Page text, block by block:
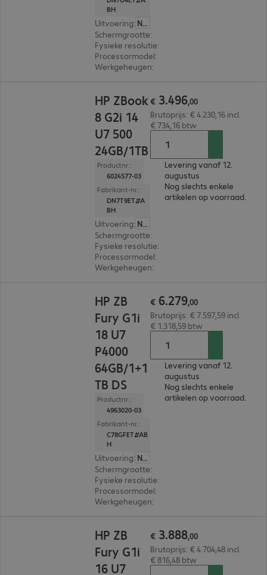
BH
Uitvoering:
Nederland
Schermgrootte:
Fysieke resolutie:
Processormodel:
Werkgeheugen:
HP ZBook
8 G2i 14
U7 500
24GB/1TB
Productnr.:
6024577-03
Fabrikant-nr.:
DN7T9ET#A
BH
Uitvoering:
Nederland
Schermgrootte:
Fysieke resolutie:
Processormodel:
Werkgeheugen:
€ 3.496,00
Brutoprijs: € 4.230,16 incl.
€ 734,16 btw
Levering vanaf 12.
augustus
Nog slechts enkele
artikelen op voorraad.
HP ZB
Fury G1i
18 U7
P4000
64GB/1+1
TB DS
Productnr.:
4963020-03
Fabrikant-nr.:
C78GFET#AB
H
Uitvoering:
Nederland
Schermgrootte:
Fysieke resolutie:
Processormodel:
Werkgeheugen:
€ 6.279,00
Brutoprijs: € 7.597,59 incl.
€ 1.318,59 btw
Levering vanaf 12.
augustus
Nog slechts enkele
artikelen op voorraad.
HP ZB
Fury G1i
16 U7
€ 3.888,00
Brutoprijs: € 4.704,48 incl.
€ 816,48 btw